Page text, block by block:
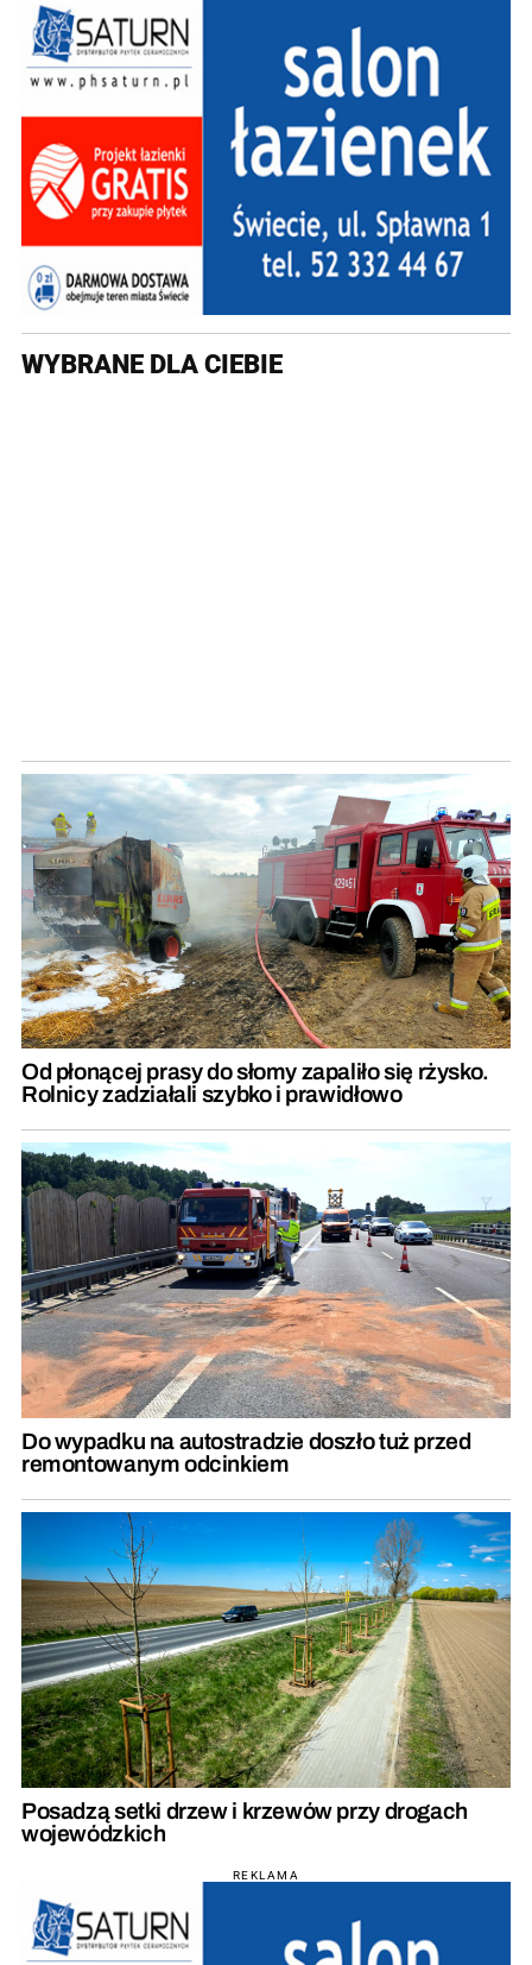
WYBRANE DLA CIEBIE
Od płonącej prasy do słomy zapaliło się rżysko.
Rolnicy zadziałali szybko i prawidłowo
Do wypadku na autostradzie doszło tuż przed
remontowanym odcinkiem
Posadzą setki drzew i krzewów przy drogach
wojewódzkich
REKLAMA